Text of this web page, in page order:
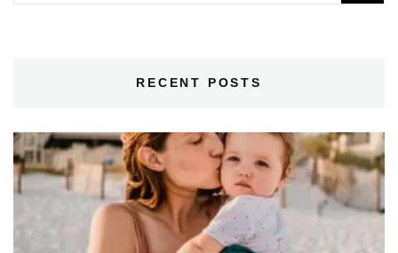
RECENT POSTS